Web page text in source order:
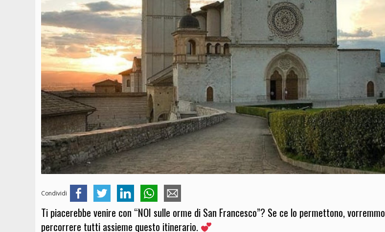
Condividi
Ti piacerebbe venire con “NOI sulle orme di San Francesco”? Se ce lo permettono, vorremmo
percorrere tutti assieme questo itinerario.